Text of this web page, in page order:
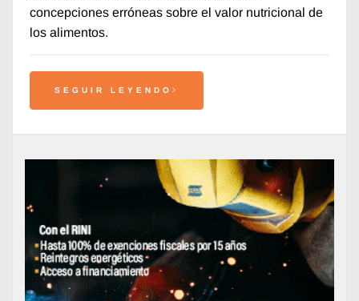
concepciones erróneas sobre el valor nutricional de
los alimentos.
SEGUIR LEYENDO